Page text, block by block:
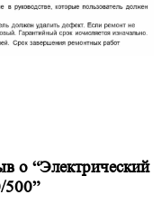
о “Электрический
500”